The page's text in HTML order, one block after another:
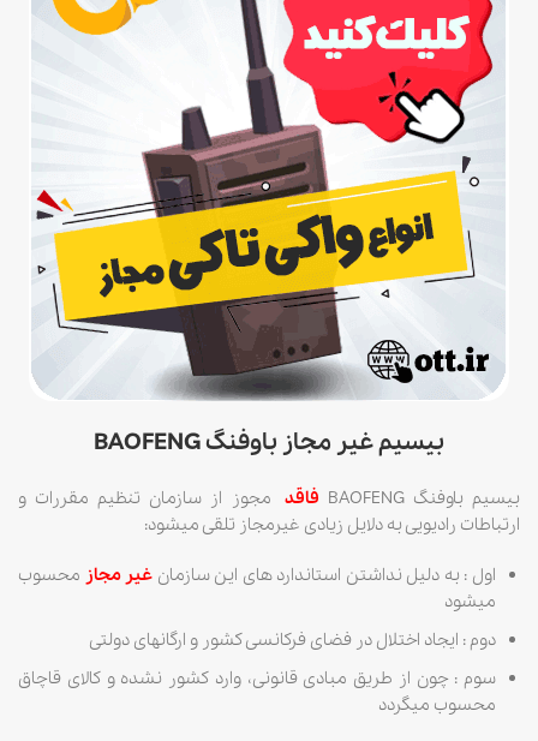
بیسیم غیر مجاز باوفنگ BAOFENG
بیسیم باوفنگ BAOFENG فاقد مجوز از سازمان تنظیم مقررات و
ارتباطات رادیویی به دلایل زیادی غیرمجاز تلقی میشود:
اول : به دلیل نداشتن استاندارد های این سازمان غیر مجاز محسوب
میشود
دوم : ایجاد اختلال در فضای فرکانسی کشور و ارگانهای دولتی
سوم : چون از طریق مبادی قانونی، وارد کشور نشده و کالای قاچاق
محسوب میگردد